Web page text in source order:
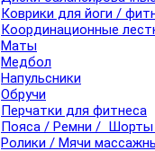
Коврики для йоги /
Координационные
Маты
Медбол
Напульсники
Обручи
Перчатки для фитнеса
Пояса / Ремни / Шорты
Ролики / Мячи